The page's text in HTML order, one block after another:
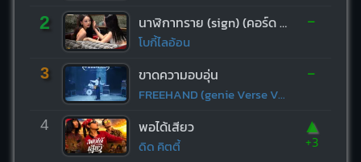
2 นาฬิกาทราย (sign) (คอร์ด ง่ายๆ)
โบกี้ไลอ้อน
-
3 ขาดความอบอุ่น
FREEHAND (genie Verse Vol.1)
-
4 พอได้เสียว
ดิด คิตตี้
▲
+3